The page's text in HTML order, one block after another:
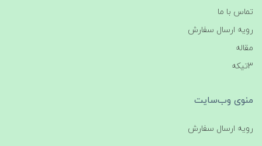
تماس با ما
رویه ارسال سفارش
مقاله
3تیکه
منوی وب‌سایت
رویه ارسال سفارش